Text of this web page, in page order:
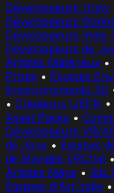
Développeurs Unity
Développeurs
Développeurs Indie
Développeurs de
Artistes Matériaux •
Props • Équipes
Environnements 3D
• Créateurs UEFN •
Asset Packs •
Développeurs VR/
de Jeux • Équipes
de Mondes VRChat •
Artistes Maya • 3ds
Équipes d'Art Indie •